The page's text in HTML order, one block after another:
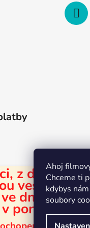
Ahoj
Chceme ti
kdybys
soubory
z důvodu
veškeré
dnech 31.
pondělí 10.